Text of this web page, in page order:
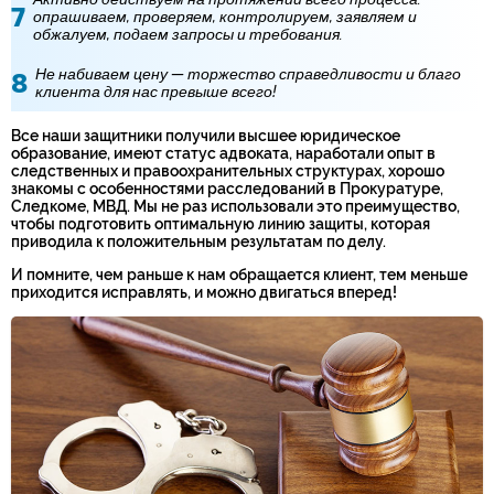
опрашиваем, проверяем, контролируем, заявляем и
обжалуем, подаем запросы и требования.
Не набиваем цену — торжество справедливости и благо
клиента для нас превыше всего!
Все наши защитники получили высшее юридическое
образование, имеют статус адвоката, наработали опыт в
следственных и правоохранительных структурах, хорошо
знакомы с особенностями расследований в Прокуратуре,
Следкоме, МВД. Мы не раз использовали это преимущество,
чтобы подготовить оптимальную линию защиты, которая
приводила к положительным результатам по делу.
И помните, чем раньше к нам обращается клиент, тем меньше
приходится исправлять, и можно двигаться вперед!